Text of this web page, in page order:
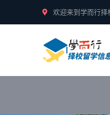
欢迎来到学而行择